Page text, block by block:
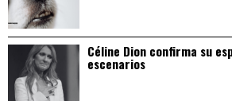
Céline Dion confirma su
escenarios